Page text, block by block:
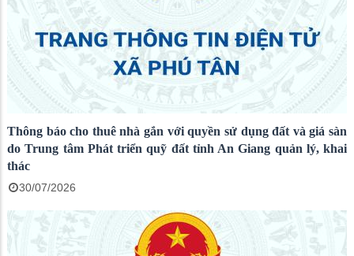
Thông báo cho thuê nhà gắn với quyền sử dụng đất và giá sàn
do Trung tâm Phát triển quỹ đất tỉnh An Giang quản lý, khai
thác
30/07/2026